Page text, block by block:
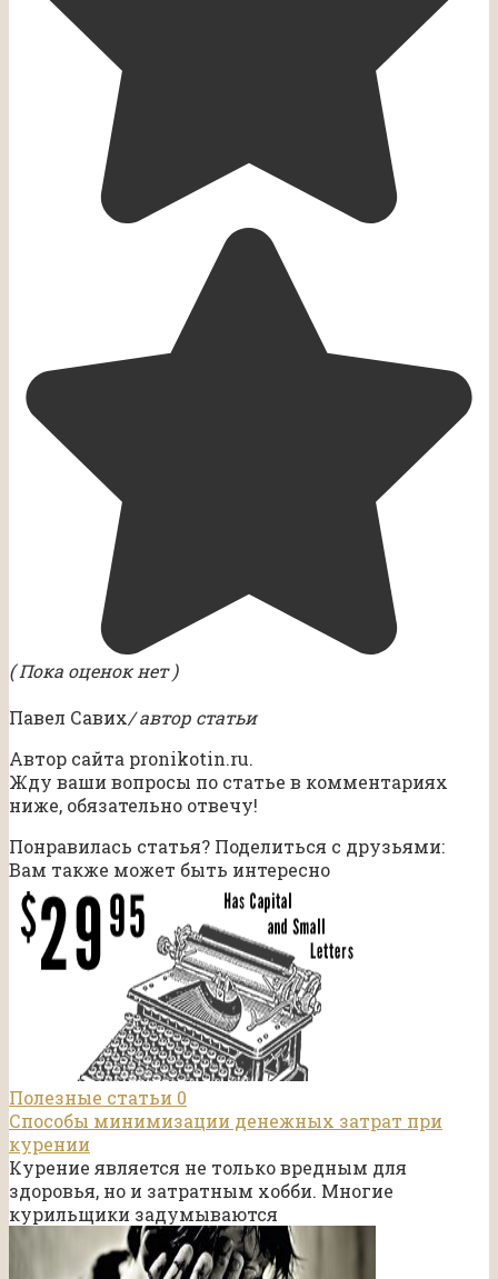
( Пока оценок нет )
Павел Савих/ автор статьи
Автор сайта pronikotin.ru.
Жду ваши вопросы по статье в комментариях
ниже, обязательно отвечу!
Понравилась статья? Поделиться с друзьями:
Вам также может быть интересно
Полезные статьи 0
Способы минимизации денежных затрат при
курении
Курение является не только вредным для
здоровья, но и затратным хобби. Многие
курильщики задумываются